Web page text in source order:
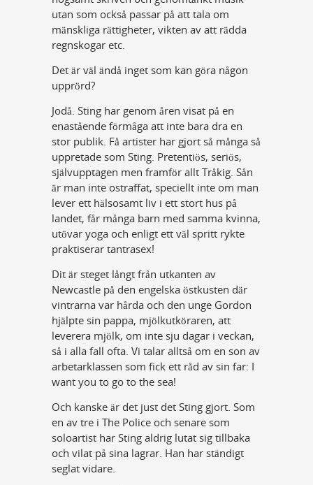
utan som också passar på att tala om
mänskliga rättigheter, vikten av att rädda
regnskogar etc.
Det är väl ändå inget som kan göra någon
upprörd?
Jodå. Sting har genom åren visat på en
enastående förmåga att inte bara dra en
stor publik. Få artister har gjort så många så
uppretade som Sting. Pretentiös, seriös,
självupptagen men framför allt Tråkig. Sån
är man inte ostraffat, speciellt inte om man
lever ett hälsosamt liv i ett stort hus på
landet, får många barn med samma kvinna,
utövar yoga och enligt ett väl spritt rykte
praktiserar tantrasex!
Dit är steget långt från utkanten av
Newcastle på den engelska östkusten där
vintrarna var hårda och den unge Gordon
hjälpte sin pappa, mjölkutköraren, att
leverera mjölk, om inte sju dagar i veckan,
så i alla fall ofta. Vi talar alltså om en son av
arbetarklassen som fick ett råd av sin far: I
want you to go to the sea!
Och kanske är det just det Sting gjort. Som
en av tre i The Police och senare som
soloartist har Sting aldrig lutat sig tillbaka
och vilat på sina lagrar. Han har ständigt
seglat vidare.